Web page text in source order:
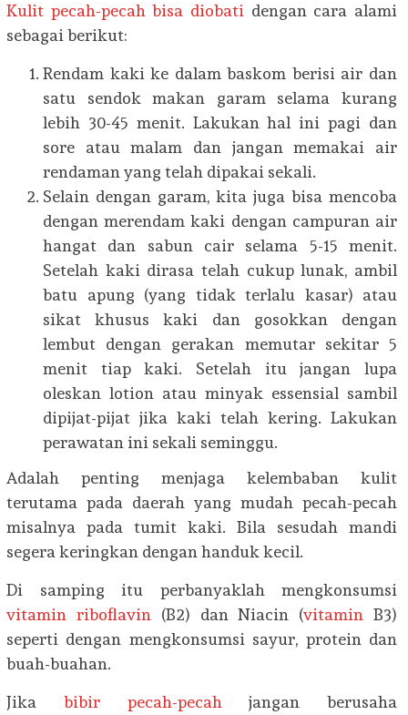
Kulit pecah-pecah bisa diobati dengan cara alami
sebagai berikut:
Rendam kaki ke dalam baskom berisi air dan
satu sendok makan garam selama kurang
lebih 30-45 menit. Lakukan hal ini pagi dan
sore atau malam dan jangan memakai air
rendaman yang telah dipakai sekali.
Selain dengan garam, kita juga bisa mencoba
dengan merendam kaki dengan campuran air
hangat dan sabun cair selama 5-15 menit.
Setelah kaki dirasa telah cukup lunak, ambil
batu apung (yang tidak terlalu kasar) atau
sikat khusus kaki dan gosokkan dengan
lembut dengan gerakan memutar sekitar 5
menit tiap kaki. Setelah itu jangan lupa
oleskan lotion atau minyak essensial sambil
dipijat-pijat jika kaki telah kering. Lakukan
perawatan ini sekali seminggu.
Adalah penting menjaga kelembaban kulit
terutama pada daerah yang mudah pecah-pecah
misalnya pada tumit kaki. Bila sesudah mandi
segera keringkan dengan handuk kecil.
Di samping itu perbanyaklah mengkonsumsi
vitamin riboflavin (B2) dan Niacin (vitamin B3)
seperti dengan mengkonsumsi sayur, protein dan
buah-buahan.
Jika bibir pecah-pecah jangan berusaha